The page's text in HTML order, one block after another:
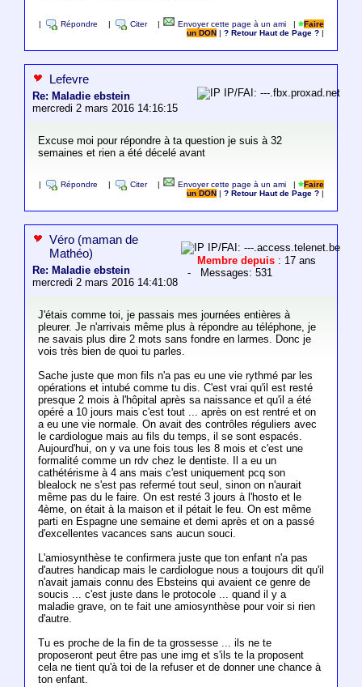
Répondre Citer Envoyer cette page à un ami |
Faire
un DON
|? Retour Haut de Page ?
Lefevre
Re: Maladie ebstein
mercredi 2 mars 2016 14:16:15
IP/FAI: ---.fbx.proxad.net
Excuse moi pour répondre à ta question je suis à 32
semaines et rien a été décelé avant
Répondre Citer Envoyer cette page à un ami |
Faire
un DON
|? Retour Haut de Page ?
Véro (maman de
Mathéo)
Re: Maladie ebstein
mercredi 2 mars 2016 14:41:08
IP/FAI: ---.access.telenet.be
Membre depuis : 17 ans
- Messages: 531
J'étais comme toi, je passais mes journées entières à
pleurer. Je n'arrivais même plus à répondre au téléphone, je
ne savais plus dire 2 mots sans fondre en larmes. Donc je
vois très bien de quoi tu parles.
Sache juste que mon fils n'a pas eu une vie rythmé par les
opérations et intubé comme tu dis. C'est vrai qu'il est resté
presque 2 mois à l'hôpital après sa naissance et qu'il a été
opéré a 10 jours mais c'est tout ... après on est rentré et on
a eu une vie normale. On avait des contrôles réguliers avec
le cardiologue mais au fils du temps, il se sont espacés.
Aujourd'hui, on y va une fois tous les 8 mois et c'est une
formalité comme un rdv chez le dentiste. Il a eu un
cathétérisme à 4 ans mais c'est uniquement pcq son
blealock ne s'est pas refermé tout seul, sinon on n'aurait
même pas du le faire. On est resté 3 jours à l'hosto et le
4ème, on était à la maison et il pétait le feu. On est même
parti en Espagne une semaine et demi après et on a passé
d'excellentes vacances sans aucun souci.
L'amiosynthèse te confirmera juste que ton enfant n'a pas
d'autres handicap mais le cardiologue nous a toujours dit qu'il
n'avait jamais connu des Ebsteins qui avaient ce genre de
soucis ... c'est juste dans le protocole ... quand il y a
maladie grave, on te fait une amiosynthèse pour voir si rien
d'autre.
Tu es proche de la fin de ta grossesse ... ils ne te
proposeront peut être pas une img et s'ils te la proposent
cela ne tient qu'à toi de la refuser et de donner une chance à
ton enfant.